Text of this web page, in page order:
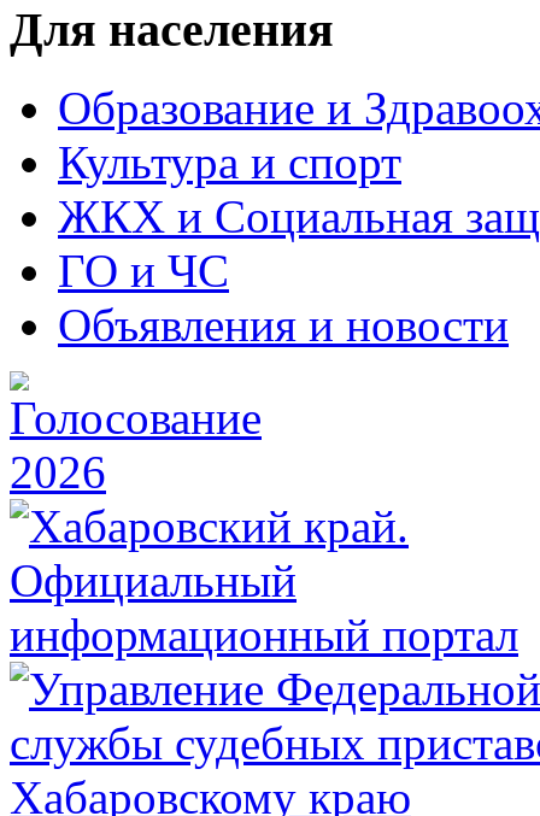
Для населения
Образование и
Культура и спорт
ЖКХ и Социальная
ГО и ЧС
Объявления и новости